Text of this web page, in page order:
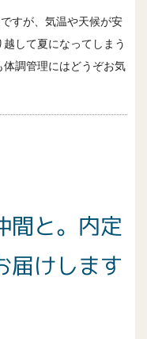
すが、気温や天候が安
して夏になってしまう
調管理にはどうぞお気
間と。内定
届けします